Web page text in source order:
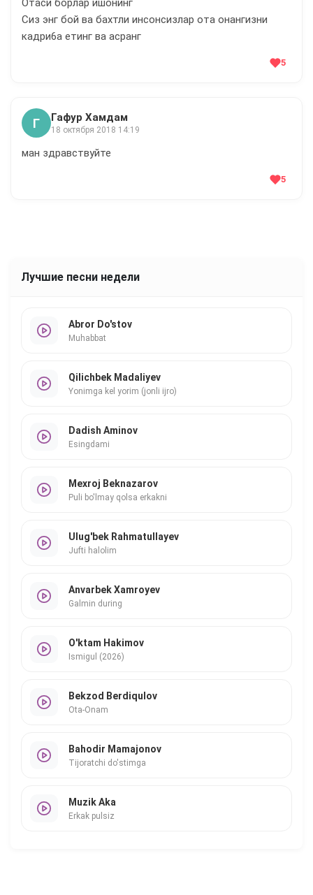
Отаси борлар ишонинг
Сиз энг бой ва бахтли инсонсизлар ота онангизни
кадри6а етинг ва асранг
5
Г Гафур Хамдам
18 октября 2018 14:19
ман здравствуйте
5
Лучшие песни недели
Abror Do'stov
Muhabbat
Qilichbek Madaliyev
Yonimga kel yorim (jonli ijro)
Dadish Aminov
Esingdami
Mexroj Beknazarov
Puli bo'lmay qolsa erkakni
Ulug'bek Rahmatullayev
Jufti halolim
Anvarbek Xamroyev
Galmin during
O'ktam Hakimov
Ismigul (2026)
Bekzod Berdiqulov
Ota-Onam
Bahodir Mamajonov
Tijoratchi do'stimga
Muzik Aka
Erkak pulsiz